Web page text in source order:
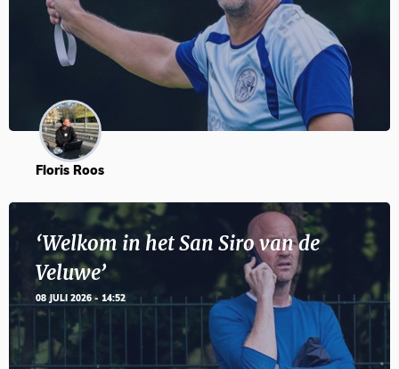
Floris Roos
‘Welkom in het San Siro van de
Veluwe’
08 JULI 2026 - 14:52